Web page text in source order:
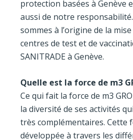
protection basées à Genève
aussi de notre
sommes à l’origine de la
centres de test et de
SANITRADE à Genève.
Quelle est la force de m3
Ce qui fait la force de m3
la diversité de ses activités
très complémentaires. Cette
développée à travers les